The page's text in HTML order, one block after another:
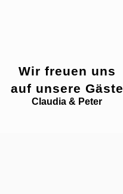
Wir freuen uns
auf unsere Gäste
Claudia & Peter